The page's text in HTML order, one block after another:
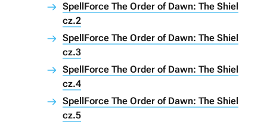
SpellForce The Order of Dawn: The Shiel
cz.2
SpellForce The Order of Dawn: The Shiel
cz.3
SpellForce The Order of Dawn: The Shiel
cz.4
SpellForce The Order of Dawn: The Shiel
cz.5